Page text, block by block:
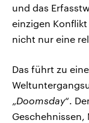
und das
einzigen
nicht nur eine
Das führt zu
„Doomsday“.